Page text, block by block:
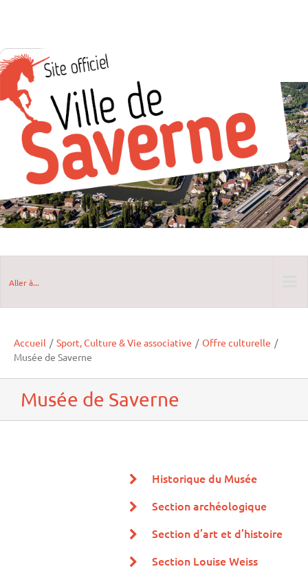
Aller à...
Accueil / Sport, Culture & Vie associative / Offre culturelle /
Musée de Saverne
Musée de Saverne
Historique du Musée
Section archéologique
Section d’art et d’histoire
Section Louise Weiss